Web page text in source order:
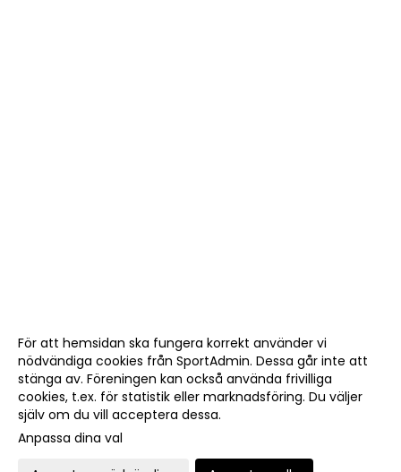
För att hemsidan ska fungera korrekt använder vi
nödvändiga cookies från SportAdmin. Dessa går inte att
stänga av. Föreningen kan också använda frivilliga
cookies, t.ex. för statistik eller marknadsföring. Du väljer
själv om du vill acceptera dessa.
Anpassa dina val